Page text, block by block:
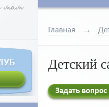
Главная
Детский
Задать вопрос